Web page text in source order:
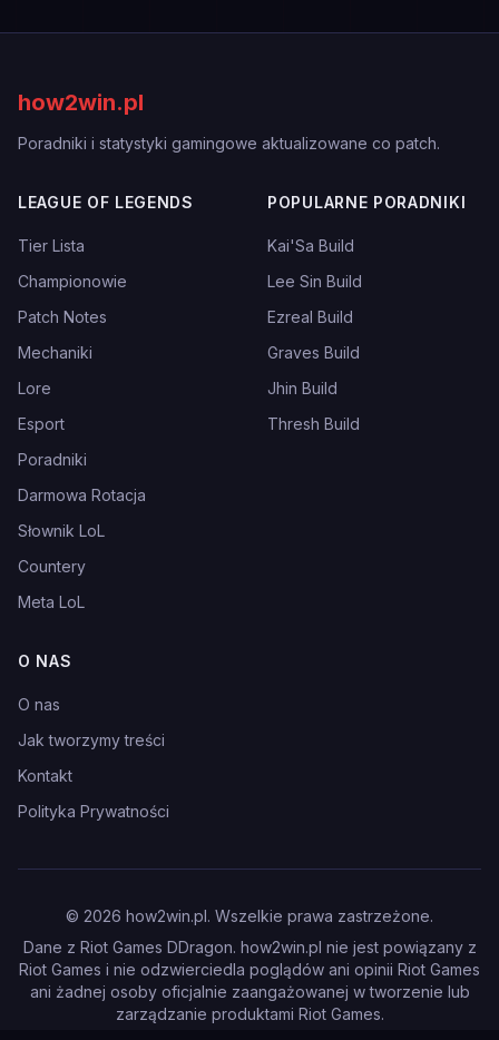
how2win.pl
Poradniki i statystyki gamingowe aktualizowane co patch.
LEAGUE OF LEGENDS
Tier Lista
Championowie
Patch Notes
Mechaniki
Lore
Esport
Poradniki
Darmowa Rotacja
Słownik LoL
Countery
Meta LoL
POPULARNE PORADNIKI
Kai'Sa Build
Lee Sin Build
Ezreal Build
Graves Build
Jhin Build
Thresh Build
O NAS
O nas
Jak tworzymy treści
Kontakt
Polityka Prywatności
© 2026 how2win.pl. Wszelkie prawa zastrzeżone.
Dane z Riot Games DDragon. how2win.pl nie jest powiązany z
Riot Games i nie odzwierciedla poglądów ani opinii Riot Games
ani żadnej osoby oficjalnie zaangażowanej w tworzenie lub
zarządzanie produktami Riot Games.